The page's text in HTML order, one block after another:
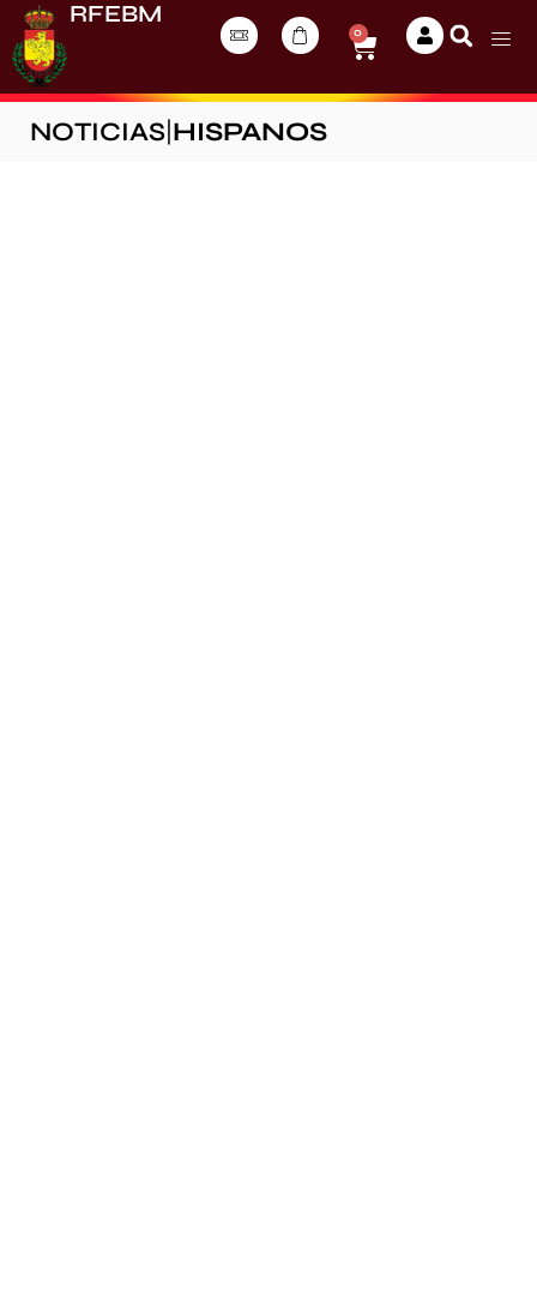
RFEBM
0
NOTICIAS HISPANOS